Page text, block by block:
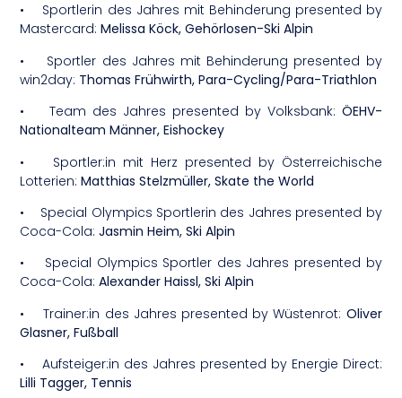
• Sportlerin des Jahres mit Behinderung presented by
Mastercard:Melissa Köck, Gehörlosen-Ski Alpin
• Sportler des Jahres mit Behinderung presented by
win2day: Thomas Frühwirth, Para-Cycling/Para-Triathlon
• Team des Jahres presented by Volksbank: ÖEHV-
Nationalteam Männer, Eishockey
• Sportler:in mit Herz presented by Österreichische
Lotterien:Matthias Stelzmüller, Skate the World
• Special Olympics Sportlerin des Jahres presented by
Coca-Cola:Jasmin Heim, Ski Alpin
• Special Olympics Sportler des Jahres presented by
Coca-Cola:Alexander Haissl, Ski Alpin
• Trainer:in des Jahres presented by Wüstenrot: Oliver
Glasner, Fußball
• Aufsteiger:in des Jahres presented by Energie Direct:
Lilli Tagger, Tennis